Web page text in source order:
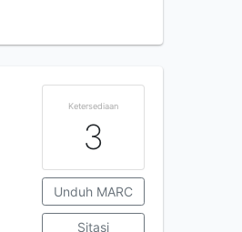
Ketersediaan
3
Unduh MARC
Sitasi